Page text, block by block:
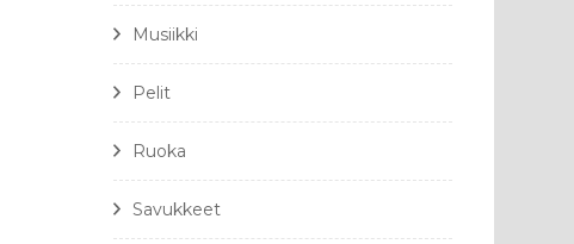
Musiikki
Pelit
Ruoka
Savukkeet